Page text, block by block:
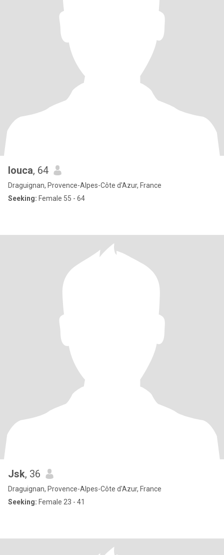
louca, 64
Draguignan, Provence-Alpes-Côte d'Azur, France
Seeking: Female 55 - 64
Jsk, 36
Draguignan, Provence-Alpes-Côte d'Azur, France
Seeking: Female 23 - 41